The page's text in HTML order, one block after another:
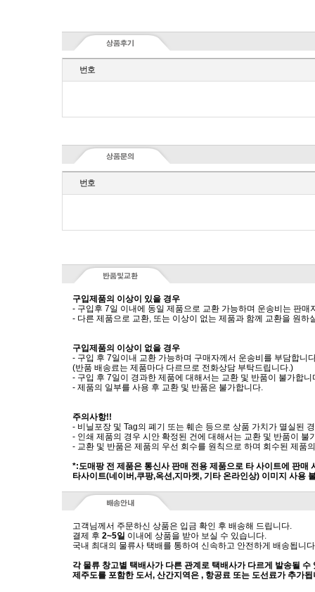
번호
번호
구입제품의 이상이 있을 경우
- 구입후 7일 이내에 동일 제품으로 교환 가능하며 운송비는 판매
- 다른 제품으로 교환, 또는 이상이 없는 제품과 함께 교환을 원하
구입제품의 이상이 없을 경우
- 구입 후 7일이내 교환 가능하며 구매자께서 운송비를 부담합니
(반품 배송료는 제품마다 다르므로 전화상담 부탁드립니다.)
- 구입 후 7일이 경과한 제품에 대해서는 교환 및 반품이 불가합니
- 제품의 일부를 사용 후 교환 및 반품은 불가합니다.
주의사항!!
- 비닐포장 및 Tag의 폐기 또는 훼손 등으로 상품 가치가 멸실된
- 인쇄 제품의 경우 시안 확정된 건에 대해서는 교환 및 반품이 불
- 교환 및 반품은 제품의 우선 회수를 원칙으로 하며 회수된 제품
*:도매팡 전 제품은 통신사 판매 전용 제품으로 타 사이트에 판매
타사이트(네이버,쿠팡,옥션,지마켓, 기타 온라인상) 이미지 사용
고객님께서 주문하신 상품은 입금 확인 후 배송해 드립니다.
결제 후 2~5일 이내에 상품을 받아 보실 수 있습니다.
국내 최대의 물류사 택배를 통하여 신속하고 안전하게 배송됩니
각 물류 창고별 택배사가 다른 관계로 택배사가 다르게 발송될 수
제주도를 포함한 도서, 산간지역은 , 항공료 또는 도선료가 추가됩